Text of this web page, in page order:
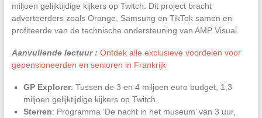
miljoen gelijktijdige kijkers op Twitch. Dit project bracht
adverteerders zoals Orange, Samsung en TikTok samen en
profiteerde van de technische ondersteuning van AMP Visual.
Aanvullende lectuur : Ontdek alle exclusieve voordelen voor
gepensioneerden en senioren in Frankrijk
GP Explorer: Tussen de 3 en 4 miljoen euro budget, 1,3
miljoen gelijktijdige kijkers op Twitch.
Sterren: Programma ‘De nacht in het museum’ van 3 uur,